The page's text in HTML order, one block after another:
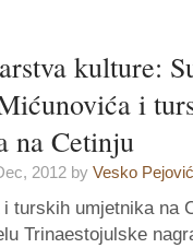
kulture:
i
na Cetinju
2012 by Vesko Pejović
turskih umjetnika na
Trinaestojulske